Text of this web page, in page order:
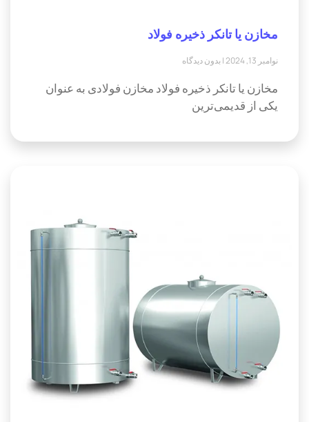
مخازن یا تانکر ذخیره فولاد
نوامبر 13, 2024 بدون دیدگاه
مخازن یا تانکر ذخیره فولاد مخازن فولادی به عنوان
یکی از قدیمی‌ترین